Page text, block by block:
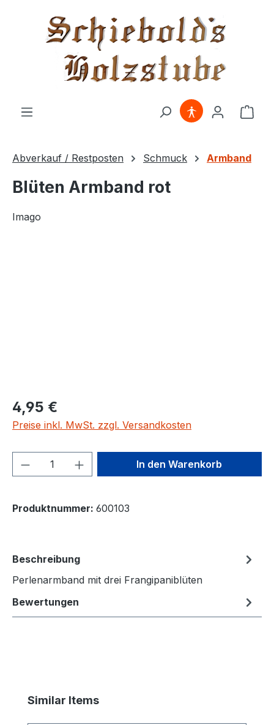
springen
Abverkauf / Restposten Schmuck Armband
Blüten Armband rot
Imago
4,95 €
Preise inkl. MwSt. zzgl. Versandkosten
Produkt Anzahl: Gib denIn den Warenkorb
Produktnummer: 600103
Beschreibung
Perlenarmband mit drei Frangipaniblüten
Bewertungen
Produktgalerie überspringen
Similar Items